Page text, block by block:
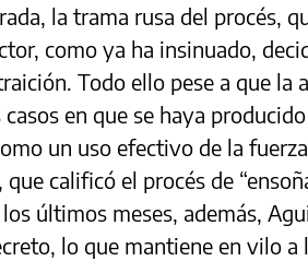
la trama rusa del procés,
como ya ha insinuado,
Todo ello pese a que la
en que se haya
un uso efectivo de la
calificó el procés de
los últimos meses, además,
lo que mantiene en vilo a